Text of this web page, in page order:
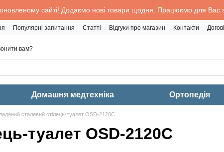
сайті! Додаємо нові товари щодня. Працюємо для Вас
Популярні запитання Статті Відгуки про магазин Контакти
вам?
Домашня медтехніка Ортопедія
сталевий стілець-туалет OSD-2120C
туалет OSD-2120C